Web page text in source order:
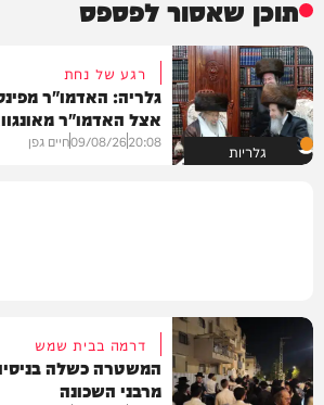
תוכן שאסור לפספס
גלריות
רגע של נחת
גלריה: האדמו"ר
אצל האדמו"ר
20:08
09/08/26חיים גפן
דרמה בבית שמש
המשטרה כשלה
מרבני השכונה